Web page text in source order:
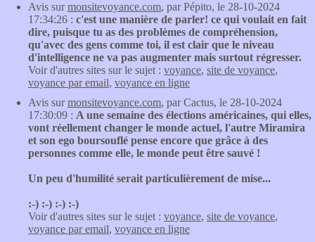
Avis surmonsitevoyance.com, par Pépito, le 28-10-2024
17:34:26 : c'est une manière de parler! ce qui voulait en fait
dire, puisque tu as des problèmes de compréhension,
qu'avec des gens comme toi, il est clair que le niveau
d'intelligence ne va pas augmenter mais surtout régresser.
Voir d'autres sites sur le sujet : voyance, site de voyance,
voyance par email, voyance en ligne
Avis surmonsitevoyance.com, par Cactus, le 28-10-2024
17:30:09 : A une semaine des élections américaines, qui elles,
vont réellement changer le monde actuel, l'autre Miramira
et son ego boursouflé pense encore que grâce à des
personnes comme elle, le monde peut être sauvé !
Un peu d'humilité serait particulièrement de mise...
:-) :-) :-) :-)
Voir d'autres sites sur le sujet : voyance, site de voyance,
voyance par email, voyance en ligne